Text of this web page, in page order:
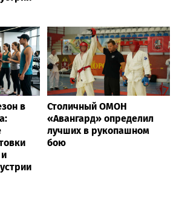
в
Столичный ОМОН
«Авангард» определил
лучших в рукопашном
бою